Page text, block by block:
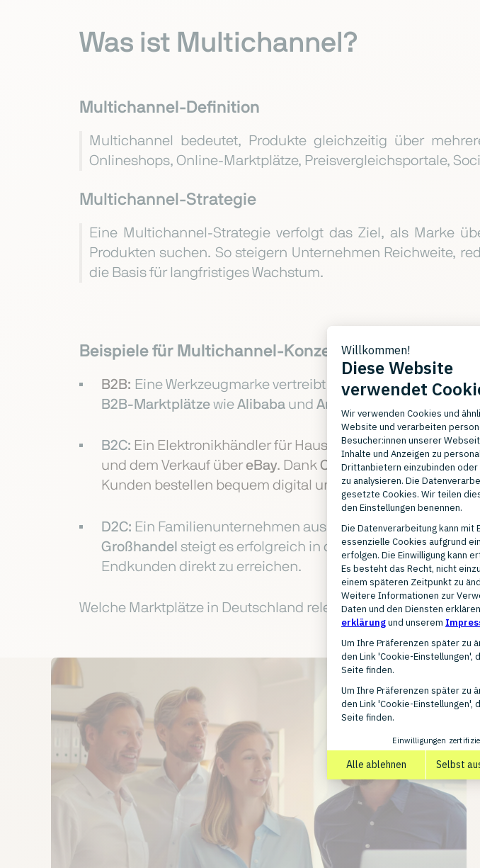
Was ist Multichannel?
Multichannel-Definition
Multichannel bedeutet, Produkte gleichzeitig über
Onlineshops, Online-Marktplätze, Preisvergleichsportale,
Multichannel-Strategie
Eine Multichannel-Strategie verfolgt das Ziel, als Marke
Produkten suchen. So steigern Unternehmen Reichweite,
die Basis für langfristiges Wachstum.
Beispiele für Multichannel-Konzepte
B2B: Eine Werkzeugmarke vertreibt seine Produkte nicht
B2B-Marktplätze wie Alibaba und Amazon Business – und
B2C: Ein Elektronikhändler für Haushaltswaren ergänzt
und dem Verkauf über eBay. Dank Click & Collectverbindet
Kunden bestellen bequem digital und holen ihre Ware lokal
D2C: Ein Familienunternehmen aus der Modebranche
Großhandel steigt es erfolgreich in den Direktvertrieb ein
Endkunden direkt zu erreichen.
Welche Marktplätze in Deutschland relevant sind, zeigt der